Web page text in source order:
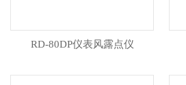
RD-80DP仪表风露点仪